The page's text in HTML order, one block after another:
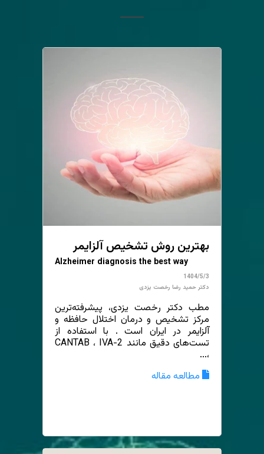
بهترین روش تشخیص آلزایمر
Alzheimer diagnosis the best way
1404/5/3
دکتر حمید رضا رخصت یزدی
مطب دکتر رخصت یزدی، پیشرفته‌ترین
مرکز تشخیص و درمان اختلال حافظه و
آلزایمر در ایران است . با استفاده از
تست‌های دقیق مانند CANTAB ، IVA-2
،...
مطالعه مقاله